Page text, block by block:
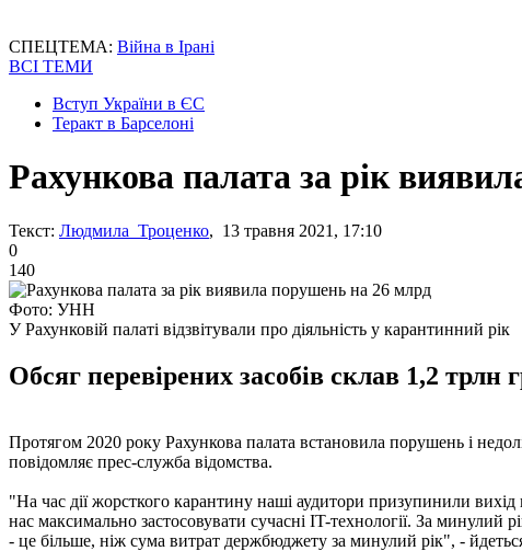
СПЕЦТЕМА: Війна в Ірані
ВСІ ТЕМИ
Вступ України в ЄС
Теракт в Барселоні
Рахункова палата за рік
Текст: Людмила Троценко, 13 травня 2021, 17:10
0
140
Фото: УНН
У Рахунковій палаті відзвітували про діяльність у карантинний рік
Обсяг перевірених засобів склав 1,2
Протягом 2020 року Рахункова палата встановила порушень і
повідомляє прес-служба відомства.
"На час дії жорсткого карантину наші аудитори призупинили
нас максимально застосовувати сучасні IT-технології. За минулий
- це більше, ніж сума витрат держбюджету за минулий рік", -